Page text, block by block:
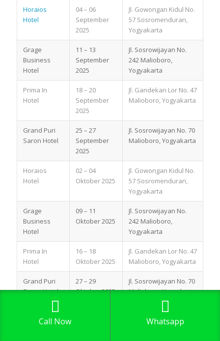
Horaios
Hotel
04 – 06
September
2025
Jl. Gowongan Kidul No.
57 Sosromenduran,
Yogyakarta
Grage
Business
Hotel
11 – 13
September
2025
Jl. Sosrowijayan No.
242 Malioboro,
Yogyakarta
Prima In
Hotel
18 – 20
September
2025
Jl. Gandekan Lor No. 47
Malioboro, Yogyakarta
Grand Puri
Saron Hotel
25 – 27
September
2025
Jl. Sosrowijayan No. 70
Malioboro, Yogyakarta
Horaios
Hotel
02 – 04
Oktober 2025
Jl. Gowongan Kidul No.
57 Sosromenduran,
Yogyakarta
Grage
Business
Hotel
09 – 11
Oktober 2025
Jl. Sosrowijayan No.
242 Malioboro,
Yogyakarta
Prima In
Hotel
16 – 18
Oktober 2025
Jl. Gandekan Lor No. 47
Malioboro, Yogyakarta
Grand Puri
Saron Hotel
27 – 29
Oktober 2025
Jl. Sosrowijayan No. 70
Malioboro, Yogyakarta
Jl. Gowongan Kidul No.
57 Sosromenduran,
Call Now Whatsapp